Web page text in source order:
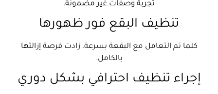
تجربة وصفات غير مضمونة.
تنظيف البقع فور ظهورها
كلما تم التعامل مع البقعة بسرعة، زادت فرصة إزالتها
بالكامل.
إجراء تنظيف احترافي بشكل دوري